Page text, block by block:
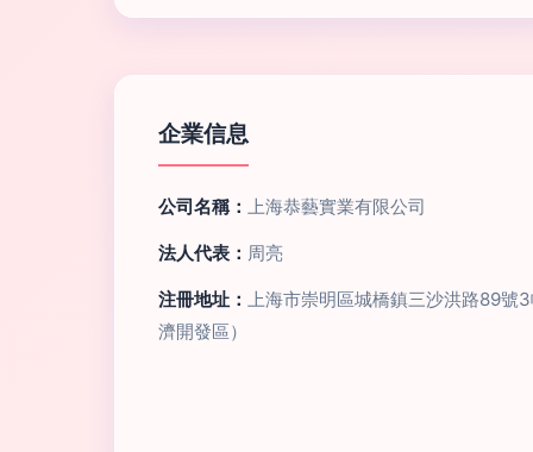
企業信息
公司名稱： 上海恭藝實業有限公司
法人代表： 周亮
注冊地址： 上海市崇明區城橋鎮三沙洪路89號
濟開發區）